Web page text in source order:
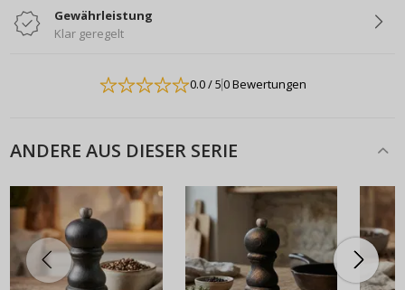
Gewährleistung
Klar geregelt
0.0/ 50 Bewertungen
ANDERE AUS DIESER SERIE